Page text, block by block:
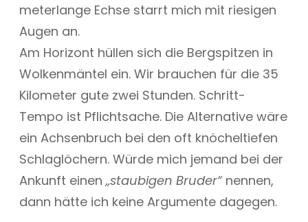
meterlange Echse starrt mich mit riesigen
Augen an.
Am Horizont hüllen sich die Bergspitzen in
Wolkenmäntel ein. Wir brauchen für die 35
Kilometer gute zwei Stunden. Schritt-
Tempo ist Pflichtsache. Die Alternative wäre
ein Achsenbruch bei den oft knöcheltiefen
Schlaglöchern. Würde mich jemand bei der
Ankunft einen„staubigen Bruder“nennen,
dann hätte ich keine Argumente dagegen.